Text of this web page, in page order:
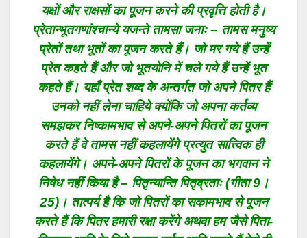
यक्षों और राक्षसों का पूजन करने की प्रवृत्ति होती है।
प्रेतान्भूतगणांश्चान्ये यजन्ते तामसा जनाः – तामस मनुष्य
प्रेतों तथा भूतों का पूजन करते हैं। जो मर गये हैं उन्हें
प्रेत कहते हैं और जो भूतयोनि में चले गये हैं उन्हें भूत
कहते हैं। यहाँ प्रेत शब्द के अन्तर्गत जो अपने पितर हैं
उनको नहीं लेना चाहिये क्योंकि जो अपना कर्तव्य
समझकर निष्कामभाव से अपने-अपने पितरों का पूजन
करते हैं वे तामस नहीं कहलायेंगे प्रत्युत सात्त्विक ही
कहलायेंगे। अपने-अपने पितरों के पूजन का भगवान ने
निषेध नहीं किया है – पितृ़न्यान्ति पितृव्रताः (गीता 9।
25)। तात्पर्य है कि जो पितरों का सकामभाव से पूजन
करते हैं कि पितर हमारी रक्षा करेंगे अथवा हम जैसे पिता-